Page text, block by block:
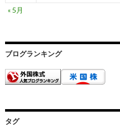
« 5月
ブログランキング
タグ